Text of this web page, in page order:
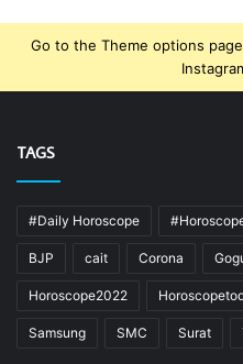
Go to the Theme options
TAGS
#Daily Horoscope
BJP cait Corona
Horoscope2022
Samsung SMC Surat